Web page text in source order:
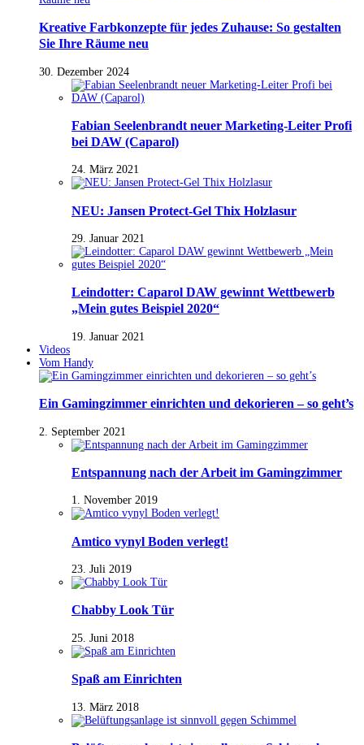
Kreative Farbkonzepte für jedes Zuhause: So gestalten
Sie Ihre Räume neu
30. Dezember 2024
Fabian Seelenbrandt neuer Marketing-Leiter Profi
bei DAW (Caparol)
24. März 2021
NEU: Jansen Protect-Gel Thix Holzlasur
29. Januar 2021
Leindotter: Caparol DAW gewinnt Wettbewerb
„Mein gutes Beispiel 2020“
19. Januar 2021
Videos
Vom Handy
Ein Gamingzimmer einrichten und dekorieren – so geht’s
2. September 2021
Entspannung nach der Arbeit im Gamingzimmer
1. November 2019
Amtico vynyl Boden verlegt!
23. Juli 2019
Chabby Look Tür
25. Juni 2018
Spaß am Einrichten
13. März 2018